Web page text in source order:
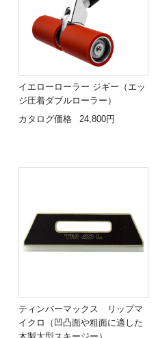
イエローローラー ジギー（エッ
ジ圧着ダブルローラー）
カタログ価格
24,800円
ティンバーマックス リップマ
イクロ（凹凸面や粗面に適した
木製大型スキージー）